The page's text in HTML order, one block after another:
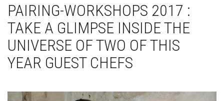
PAIRING-WORKSHOPS 2017 :
TAKE A GLIMPSE INSIDE THE
UNIVERSE OF TWO OF THIS
YEAR GUEST CHEFS